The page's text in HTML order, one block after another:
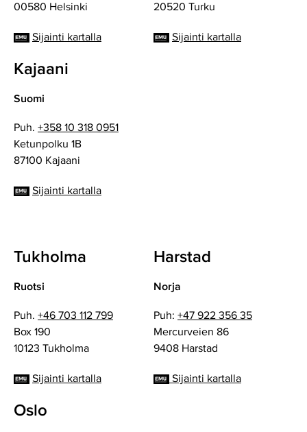
00580 Helsinki
Sijainti kartalla
20520 Turku
Sijainti kartalla
Kajaani
Suomi
Puh. +358 10 318 0951
Ketunpolku 1B
87100 Kajaani
Sijainti kartalla
Tukholma
Ruotsi
Puh. +46 703 112 799
Box 190
10123 Tukholma
Sijainti kartalla
Harstad
Norja
Puh: +47 922 356 35
Mercurveien 86
9408 Harstad
Sijainti kartalla
Oslo